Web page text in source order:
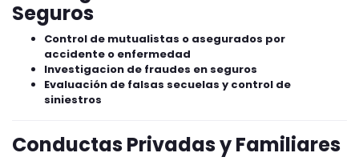
Seguros
Control de mutualistas o asegurados por
accidente o enfermedad
Investigacion de fraudes en seguros
Evaluación de falsas secuelas y control de
siniestros
Conductas Privadas y Familiares